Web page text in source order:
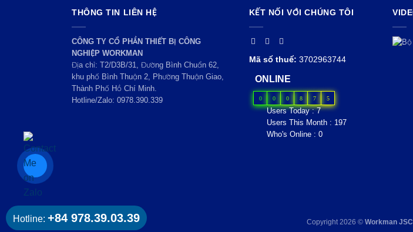
THÔNG TIN LIÊN HỆ
CÔNG TY CỔ PHẦN THIẾT BỊ CÔNG
NGHIỆP WORKMAN
Địa chỉ: T2/D3B/31, Đường Bình Chuẩn 62,
khu phố Bình Thuận 2, Phường Thuận Giao,
Thành Phố Hồ Chí Minh.
Hotline/Zalo: 0978.390.339
KẾT NỐI VỚI CHÚNG TÔI
Mã số thuế: 3702963744
ONLINE
0 0 0 8 7 5
Users Today : 7
Users This Month : 197
Who's Online : 0
Copyright 2026 © Workman
Hotline: +84 978.39.03.39